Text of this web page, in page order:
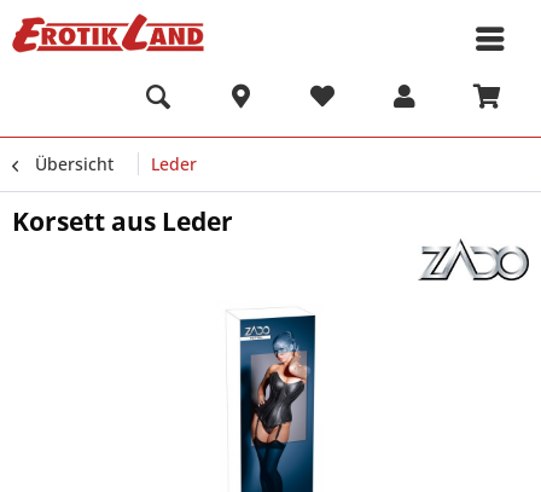
Übersicht Leder
Korsett aus Leder